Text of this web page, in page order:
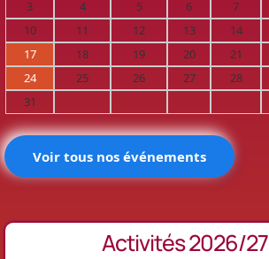
3 4 5 6 7
10
11 12 13 14
17
18 19 20 21
24
25 26 27 28
31
Voir tous nos événements
Activités 2026/27